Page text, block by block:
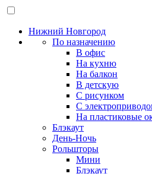
Нижний Новгород
По назначению
В офис
На кухню
На балкон
В детскую
С рисунком
С
На пластиковые
Блэкаут
День-Ночь
Рольшторы
Мини
Блэкаут